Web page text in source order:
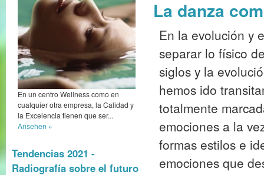
En un centro Wellness como en
cualquier otra empresa, la Calidad y
la Excelencia tienen que ser...
Ansehen »
Tendencias 2021 -
Radiografía sobre el futuro
La danza
En la evolución y
separar lo físico
siglos y la
hemos ido
totalmente
emociones a la
formas estilos e
emociones que